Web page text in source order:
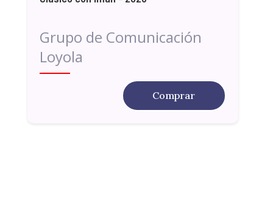
Grupo de Comunicación
Loyola
Comprar